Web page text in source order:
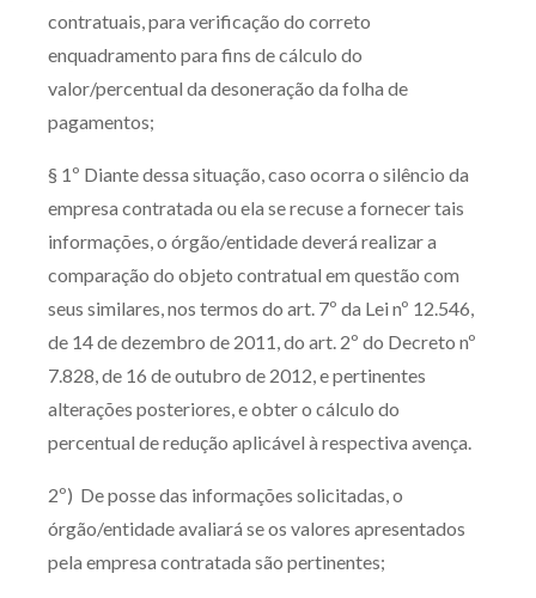
contratuais, para verificação do correto
enquadramento para fins de cálculo do
valor/percentual da desoneração da folha de
pagamentos;
§ 1º Diante dessa situação, caso ocorra o silêncio da
empresa contratada ou ela se recuse a fornecer tais
informações, o órgão/entidade deverá realizar a
comparação do objeto contratual em questão com
seus similares, nos termos do art. 7º da Lei nº 12.546,
de 14 de dezembro de 2011, do art. 2º do Decreto nº
7.828, de 16 de outubro de 2012, e pertinentes
alterações posteriores, e obter o cálculo do
percentual de redução aplicável à respectiva avença.
2º) De posse das informações solicitadas, o
órgão/entidade avaliará se os valores apresentados
pela empresa contratada são pertinentes;